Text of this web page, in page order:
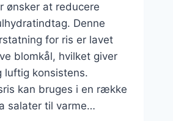
ønsker at reducere
Denne
for ris er lavet
blomkål, hvilket giver
luftig konsistens.
kan bruges i en række
salater til varme…